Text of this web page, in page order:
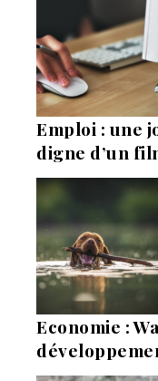
Emploi : une
digne d’un
Economie :